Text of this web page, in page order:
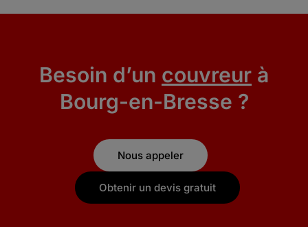
Besoin d’un couvreur à
Bourg-en-Bresse ?
Nous appeler
Obtenir un devis gratuit